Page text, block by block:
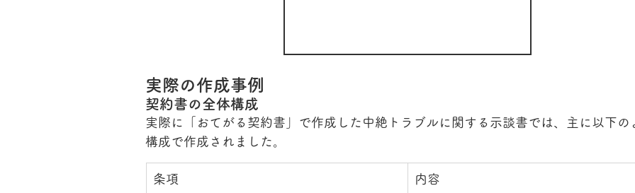
実際の作成事例
契約書の全体構成
実際に「おてがる契約書」で作成した中絶トラブルに関する示談書では、主に以下の
構成で作成されました。
条項 内容